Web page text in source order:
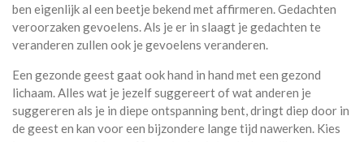
ben eigenlijk al een beetje bekend met affirmeren. Gedachten
veroorzaken gevoelens. Als je er in slaagt je gedachten te
veranderen zullen ook je gevoelens veranderen.
Een gezonde geest gaat ook hand in hand met een gezond
lichaam. Alles wat je jezelf suggereert of wat anderen je
suggereren als je in diepe ontspanning bent, dringt diep door in
de geest en kan voor een bijzondere lange tijd nawerken. Kies